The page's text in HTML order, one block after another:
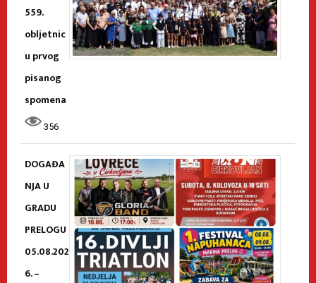
559.
obljetnic
u prvog
pisanog
spomena
356
DOGAĐA
NJA U
GRADU
PRELOGU
05.08.202
6. –